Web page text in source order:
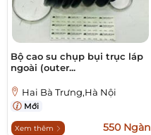
Bộ cao su chụp bụi trục láp
ngoài (outer...
Hai Bà Trưng,Hà Nội
Mới
Xem thêm 550 Ngàn